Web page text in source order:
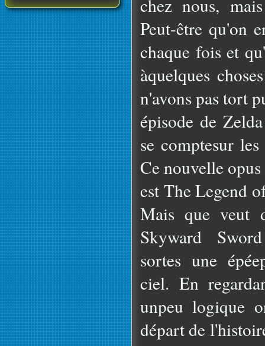
chez nous,
Peut-être qu'on
chaque fois et
àquelques
n'avons pas tort
épisode de
se comptesur
Ce nouvelle
est The Legend
Mais que veut
Skyward
sortes une
ciel. En
unpeu logique
départ de